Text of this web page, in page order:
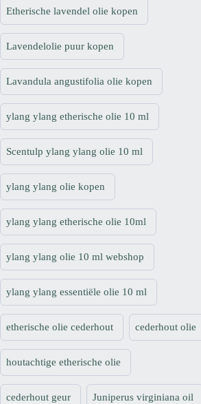
Etherische lavendel olie kopen
Lavendelolie puur kopen
Lavandula angustifolia olie kopen
ylang ylang etherische olie 10 ml
Scentulp ylang ylang olie 10 ml
ylang ylang olie kopen
ylang ylang etherische olie 10ml
ylang ylang olie 10 ml webshop
ylang ylang essentiële olie 10 ml
etherische olie cederhout cederhout olie
houtachtige etherische olie
cederhout geur Juniperus virginiana oil